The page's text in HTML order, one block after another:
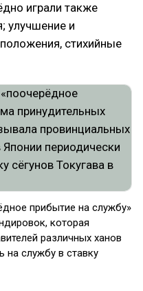
играли также
улучшение и
стихийные
прибытие на службу»
которая
различных ханов
на службу в ставку